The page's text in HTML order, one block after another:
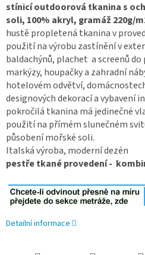
stínicí outdoorová tkanina s
soli, 100% akryl, gramáž 220g/
hustě propletená tkanina v
použití na výrobu zastínění v
baldachýnů, plachet a screenů
markýzy, houpačky a zahradní
hotelovém odvětví,
designových dekorací a vybavení
pokročilá tkanina má jedinečné
použití na přímém slunečném
působení mořské soli.
Italská výroba, moderní dezén
pestře tkané provedení -
Detailní informace